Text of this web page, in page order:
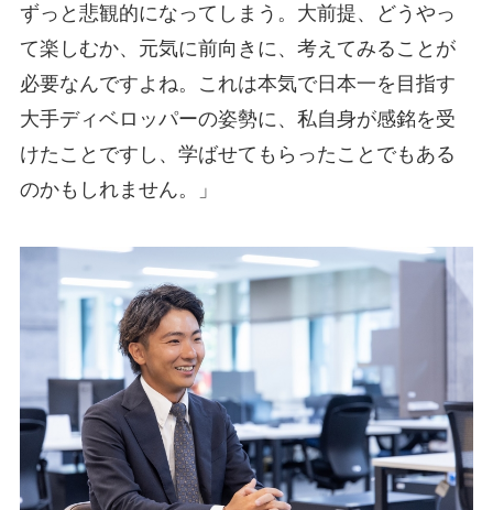
ずっと悲観的になってしまう。大前提、どうやっ
て楽しむか、元気に前向きに、考えてみることが
必要なんですよね。これは本気で日本一を目指す
大手ディベロッパーの姿勢に、私自身が感銘を受
けたことですし、学ばせてもらったことでもある
のかもしれません。」